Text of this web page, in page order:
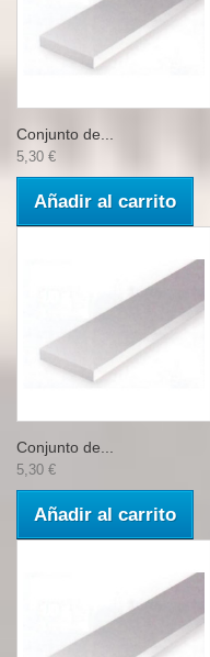
Conjunto de...
5,30 €
Añadir al carrito
Conjunto de...
5,30 €
Añadir al carrito